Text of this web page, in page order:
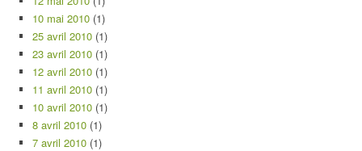
10 mai 2010 (1)
25 avril 2010 (1)
23 avril 2010 (1)
12 avril 2010 (1)
11 avril 2010 (1)
10 avril 2010 (1)
8 avril 2010 (1)
7 avril 2010 (1)